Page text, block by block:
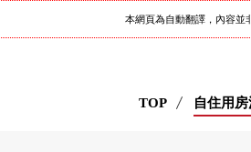
本網頁為自動翻譯，內容並
TOP 自住用房